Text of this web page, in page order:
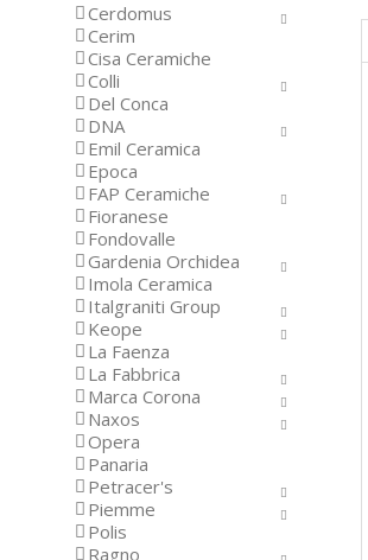
Cerdomus
Cerim
Cisa Ceramiche
Colli
Del Conca
DNA
Emil Ceramica
Epoca
FAP Ceramiche
Fioranese
Fondovalle
Gardenia Orchidea
Imola Ceramica
Italgraniti Group
Keope
La Faenza
La Fabbrica
Marca Corona
Naxos
Opera
Panaria
Petracer's
Piemme
Polis
Ragno